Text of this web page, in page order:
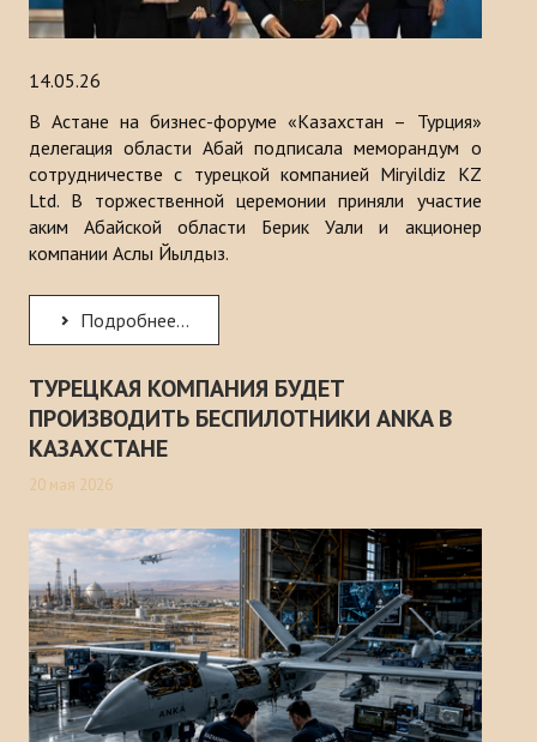
КОНТАКТЫ
14.05.26
В Астане на бизнес-форуме «Казахстан – Турция»
делегация области Абай подписала меморандум о
сотрудничестве с турецкой компанией Miryildiz KZ
Ltd. В торжественной церемонии приняли участие
аким Абайской области Берик Уали и акционер
компании Аслы Йылдыз.
Подробнее...
ТУРЕЦКАЯ КОМПАНИЯ БУДЕТ
ПРОИЗВОДИТЬ БЕСПИЛОТНИКИ ANKA В
КАЗАХСТАНЕ
20 мая 2026